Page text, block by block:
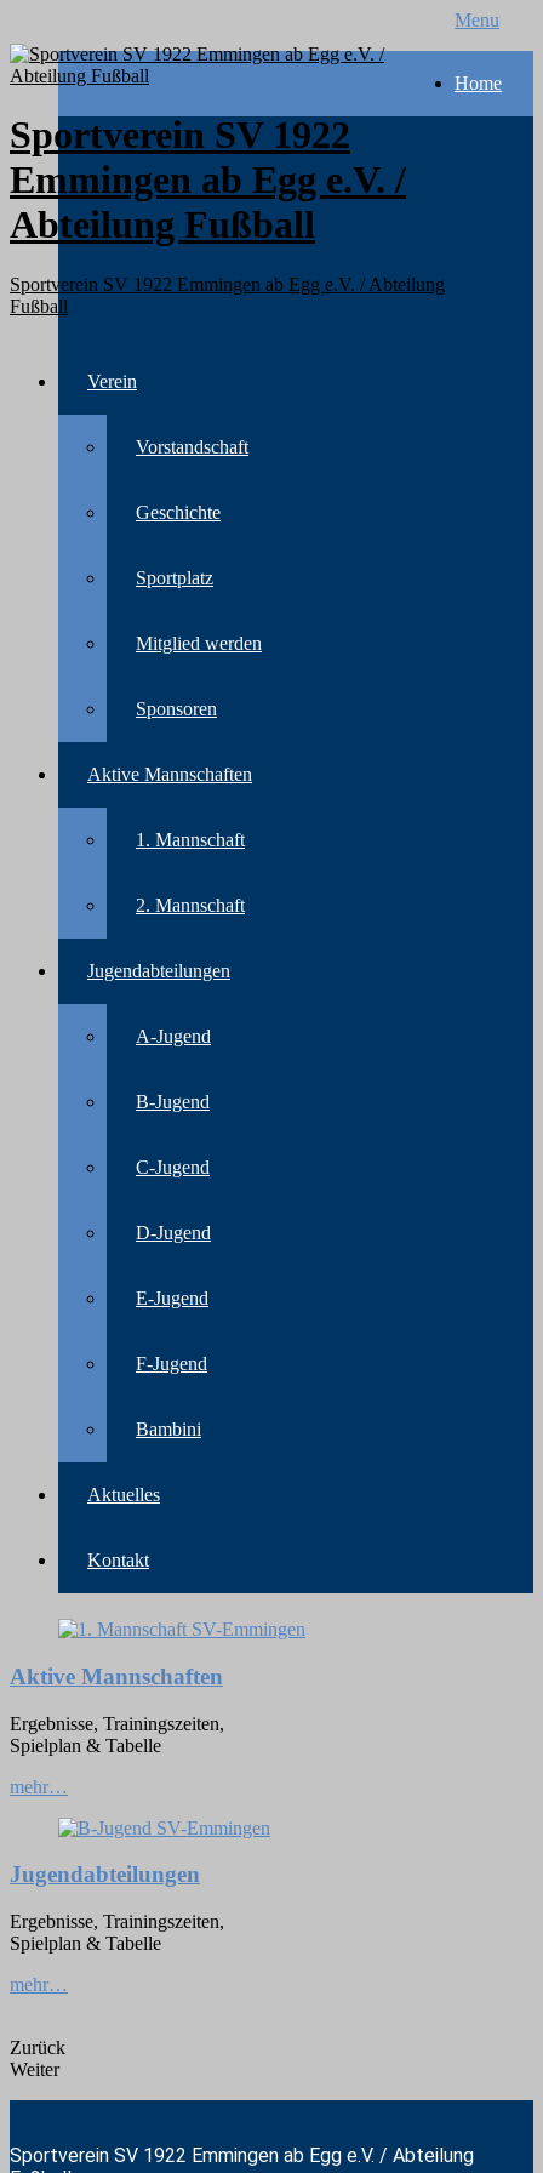
Sportverein SV 1922
Emmingen ab Egg e.V. /
Abteilung Fußball
Sportverein SV 1922 Emmingen ab Egg e.V. / Abteilung
Fußball
Menu
Home
Verein
Vorstandschaft
Geschichte
Sportplatz
Mitglied werden
Sponsoren
Aktive Mannschaften
1. Mannschaft
2. Mannschaft
Jugendabteilungen
A-Jugend
B-Jugend
C-Jugend
D-Jugend
E-Jugend
F-Jugend
Bambini
Aktuelles
Kontakt
Aktive Mannschaften
Ergebnisse, Trainingszeiten,
Spielplan & Tabelle
mehr…
Jugendabteilungen
Ergebnisse, Trainingszeiten,
Spielplan & Tabelle
mehr…
Zurück
Weiter
Sportverein SV 1922 Emmingen ab Egg e.V. / Abteilung